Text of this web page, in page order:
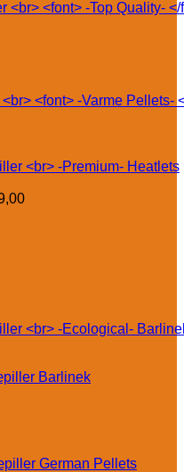
Heatlets
Barlinek
German Pellets